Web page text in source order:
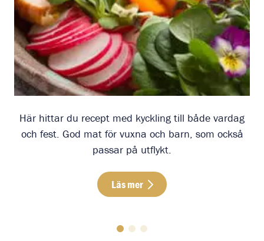
Här hittar du recept med kyckling till både vardag
och fest. God mat för vuxna och barn, som också
passar på utflykt.
Läs mer
Läs mer om Våra recept